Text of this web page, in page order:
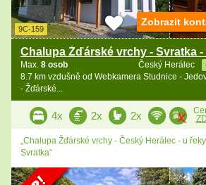
9C-159
Český Herálec
Max. 8 osob
8.7 km vzdušně od Webkamera Studnice -
- Žďárské...
Zobrazit
4x 2x 2x
„Chalupa Žďárské vrchy - Český Herálec - u řeky
Svratka“